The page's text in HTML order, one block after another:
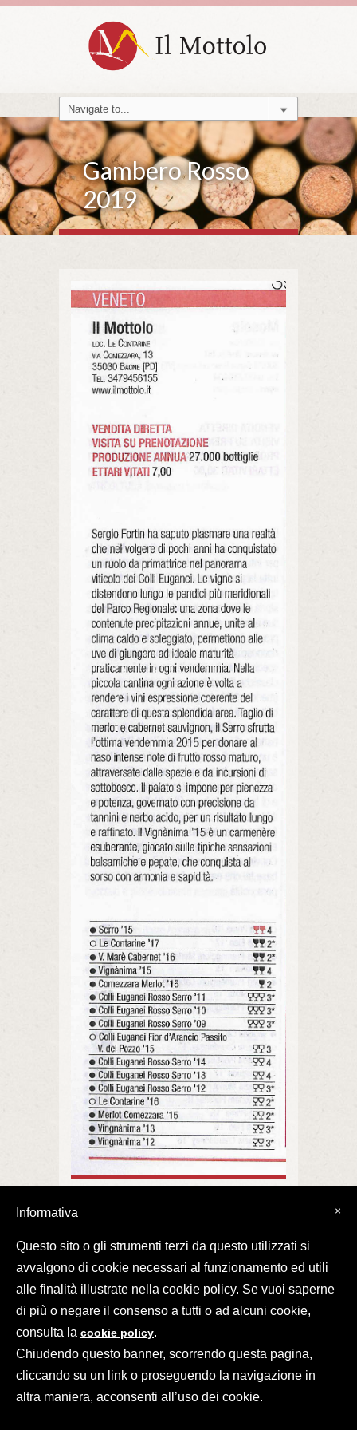
Gambero Rosso
2019
©2026 Il Mottolo Soc. Semplice Agr.
Via Comezzara, 13 - 35030 Baone Padova
×
Informativa
Questo sito o gli strumenti terzi da questo utilizzati si
avvalgono di cookie necessari al funzionamento ed utili
alle finalità illustrate nella cookie policy. Se vuoi saperne
di più o negare il consenso a tutti o ad alcuni cookie,
consulta la cookie policy.
Chiudendo questo banner, scorrendo questa pagina,
cliccando su un link o proseguendo la navigazione in
altra maniera, acconsenti all’uso dei cookie.